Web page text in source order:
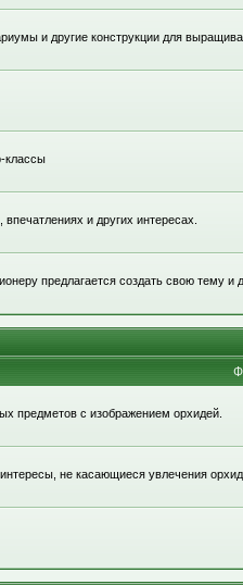
и другие конструкции для
классы
и других интересах.
предлагается создать свою тему
предметов с изображением орхидей.
не касающиеся увлечения